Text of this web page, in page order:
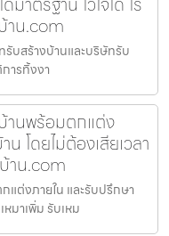
าน.com
รับสร้างบ้านและบริษัทรับ
การทิ้งงา
านพร้อมตกแต่ง
โดยไม่ต้องเสียเวลา
าน.com
แต่งภายใน และรับปรึกษา
หมาเพิ่ม รับเหม